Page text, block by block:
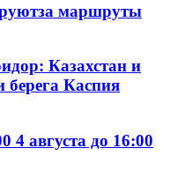
маршруты
Казахстан и
берега Каспия
4 августа до 16:00